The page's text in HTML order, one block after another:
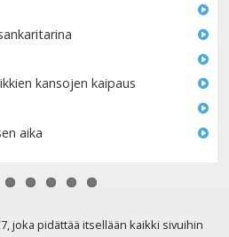
kansojen kaipaus
aika
joka pidättää itsellään kaikki sivuihin